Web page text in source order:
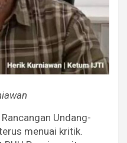
Undang-
menuai kritik.